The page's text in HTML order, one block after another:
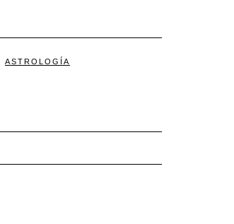
ASTROLOGÍA